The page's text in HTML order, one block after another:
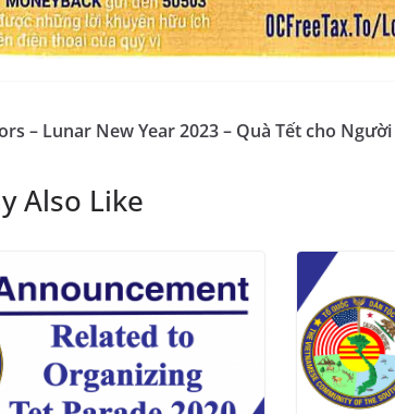
– Lunar New Year 2023 – Quà Tết cho
Also Like